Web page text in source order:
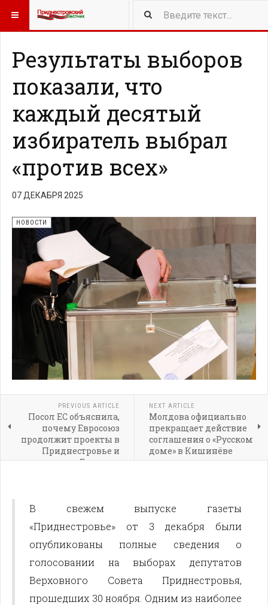
416 NEW ARTICLES
Результаты выборов
показали, что
каждый десятый
избиратель выбрал
«против всех»
07 ДЕКАБРЯ 2025
НОВОСТИ
PREVIOUS ARTICLE
Посол ЕС объяснила,
почему Евросоюз
продолжит проекты в
Приднестровье и
Гагаузии
NEXT ARTICLE
Молдова официально
прекращает действие
соглашения о «Русском
доме» в Кишинёве
В свежем выпуске газеты
«Приднестровье» от 3 декабря были
опубликованы полные сведения о
голосовании на выборах депутатов
Верховного Совета Приднестровья,
прошедших 30 ноября. Одним из наиболее